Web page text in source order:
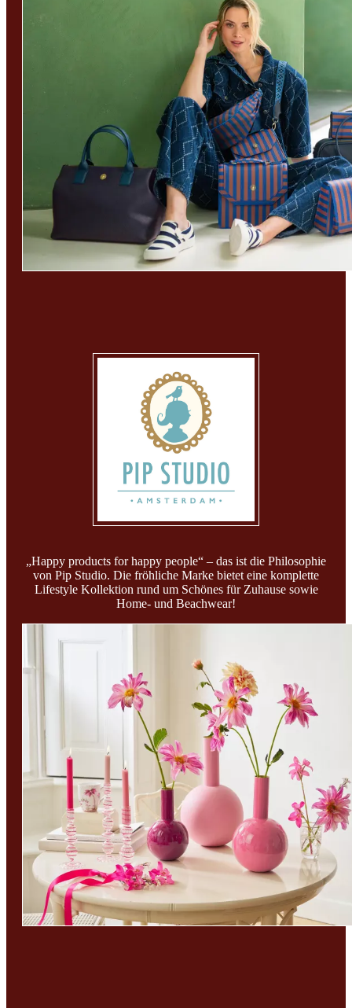
„Happy products for happy people“ – das ist die Philosophie
von Pip Studio. Die fröhliche Marke bietet eine komplette
Lifestyle Kollektion rund um Schönes für Zuhause sowie
Home- und Beachwear!